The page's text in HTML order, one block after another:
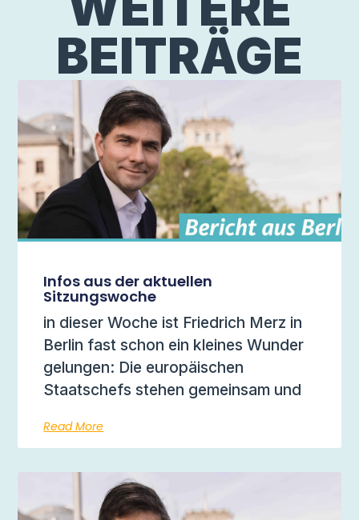
BEITRÄGE
Infos aus der aktuellen
Sitzungswoche
in dieser Woche ist Friedrich Merz in
Berlin fast schon ein kleines Wunder
gelungen: Die europäischen
Staatschefs stehen gemeinsam und
Read More